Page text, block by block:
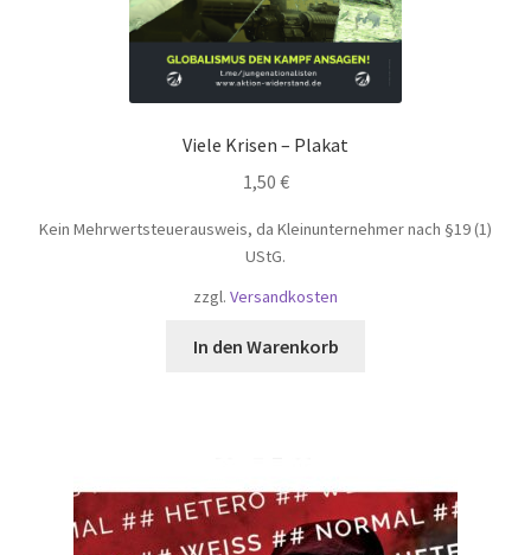
Viele Krisen – Plakat
1,50 €
Kein Mehrwertsteuerausweis, da Kleinunternehmer nach §19 (1)
UStG.
zzgl. Versandkosten
In den Warenkorb